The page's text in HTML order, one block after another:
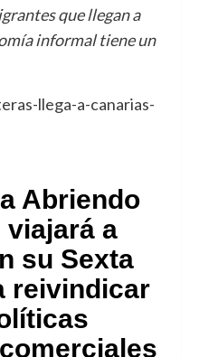
que llegan a
informal tiene un
Abriendo
viajará a
su Sexta
reivindicar